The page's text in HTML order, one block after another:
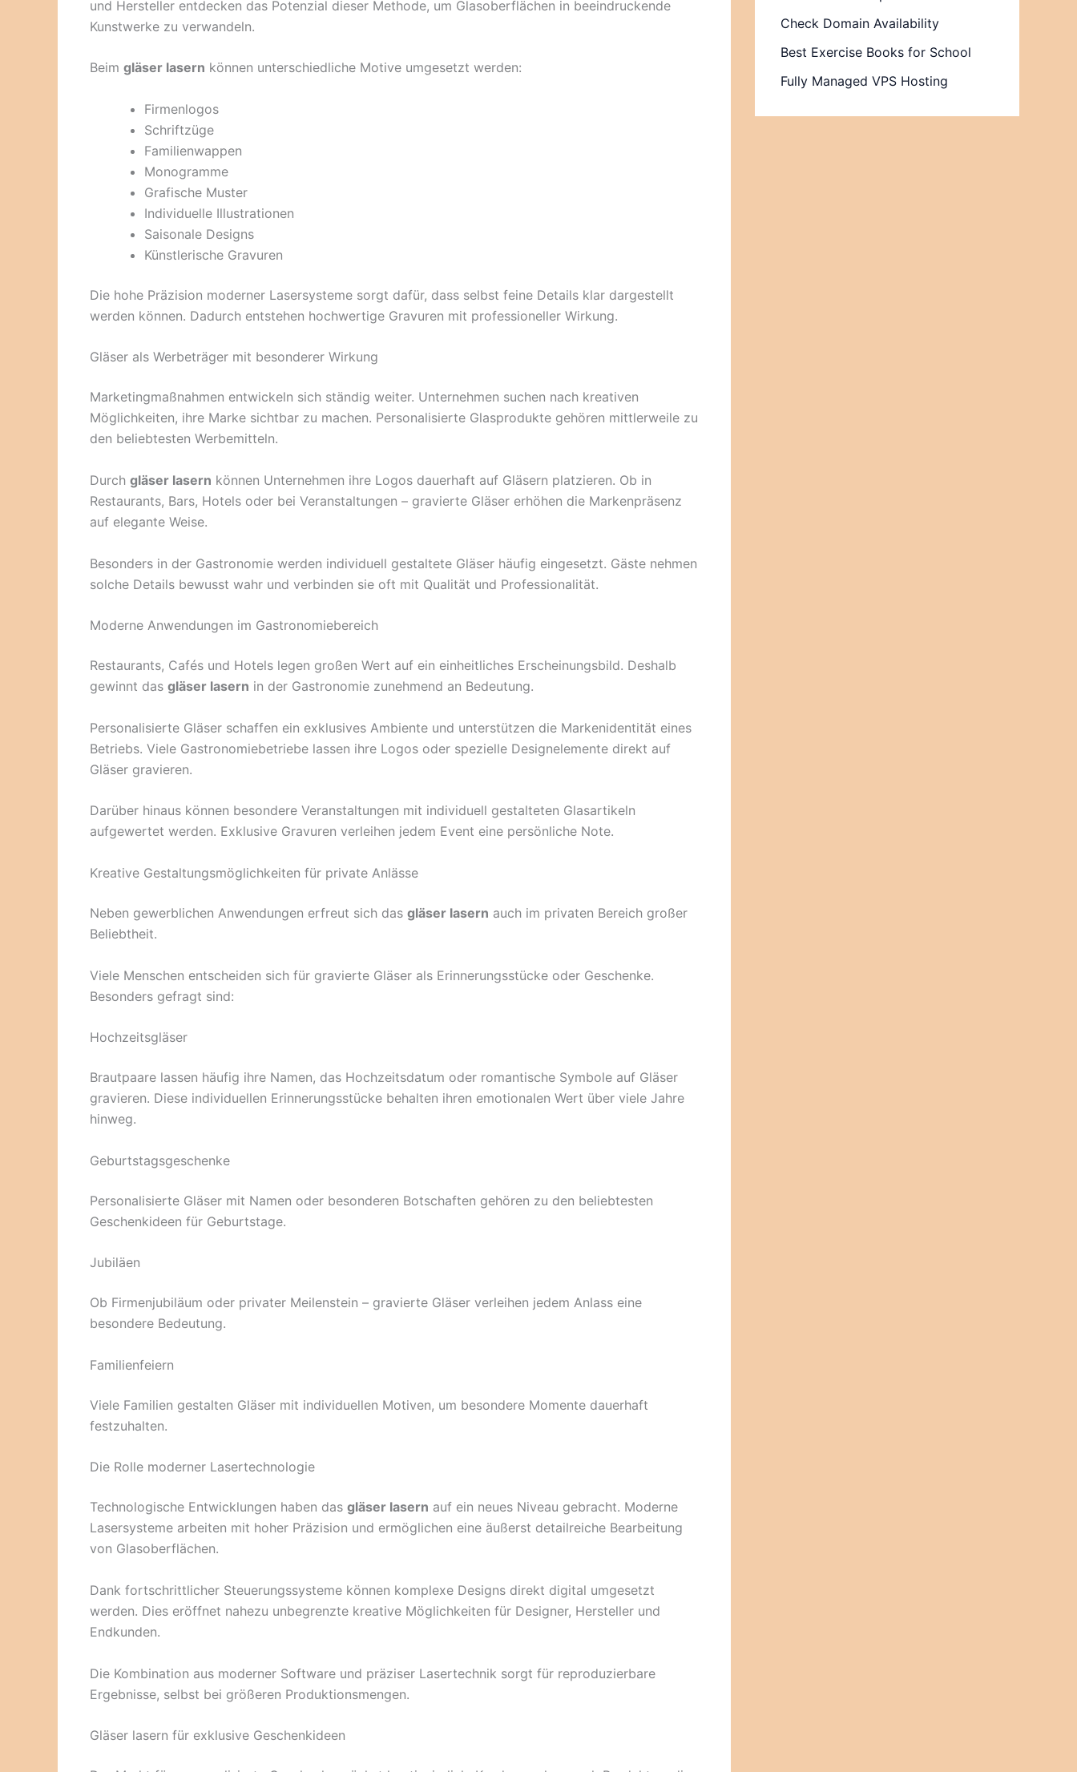
und Hersteller entdecken das Potenzial dieser Methode, um Glasoberflächen in beeindruckende
Kunstwerke zu verwandeln.
Beim gläser lasern können unterschiedliche Motive umgesetzt werden:
Firmenlogos
Schriftzüge
Familienwappen
Monogramme
Grafische Muster
Individuelle Illustrationen
Saisonale Designs
Künstlerische Gravuren
Die hohe Präzision moderner Lasersysteme sorgt dafür, dass selbst feine Details klar dargestellt
werden können. Dadurch entstehen hochwertige Gravuren mit professioneller Wirkung.
Gläser als Werbeträger mit besonderer Wirkung
Marketingmaßnahmen entwickeln sich ständig weiter. Unternehmen suchen nach kreativen
Möglichkeiten, ihre Marke sichtbar zu machen. Personalisierte Glasprodukte gehören mittlerweile zu
den beliebtesten Werbemitteln.
Durch gläser lasern können Unternehmen ihre Logos dauerhaft auf Gläsern platzieren. Ob in
Restaurants, Bars, Hotels oder bei Veranstaltungen – gravierte Gläser erhöhen die Markenpräsenz
auf elegante Weise.
Besonders in der Gastronomie werden individuell gestaltete Gläser häufig eingesetzt. Gäste nehmen
solche Details bewusst wahr und verbinden sie oft mit Qualität und Professionalität.
Moderne Anwendungen im Gastronomiebereich
Restaurants, Cafés und Hotels legen großen Wert auf ein einheitliches Erscheinungsbild. Deshalb
gewinnt das gläser lasern in der Gastronomie zunehmend an Bedeutung.
Personalisierte Gläser schaffen ein exklusives Ambiente und unterstützen die Markenidentität eines
Betriebs. Viele Gastronomiebetriebe lassen ihre Logos oder spezielle Designelemente direkt auf
Gläser gravieren.
Darüber hinaus können besondere Veranstaltungen mit individuell gestalteten Glasartikeln
aufgewertet werden. Exklusive Gravuren verleihen jedem Event eine persönliche Note.
Kreative Gestaltungsmöglichkeiten für private Anlässe
Neben gewerblichen Anwendungen erfreut sich das gläser lasern auch im privaten Bereich großer
Beliebtheit.
Viele Menschen entscheiden sich für gravierte Gläser als Erinnerungsstücke oder Geschenke.
Besonders gefragt sind:
Hochzeitsgläser
Brautpaare lassen häufig ihre Namen, das Hochzeitsdatum oder romantische Symbole auf Gläser
gravieren. Diese individuellen Erinnerungsstücke behalten ihren emotionalen Wert über viele Jahre
hinweg.
Geburtstagsgeschenke
Personalisierte Gläser mit Namen oder besonderen Botschaften gehören zu den beliebtesten
Geschenkideen für Geburtstage.
Jubiläen
Ob Firmenjubiläum oder privater Meilenstein – gravierte Gläser verleihen jedem Anlass eine
besondere Bedeutung.
Familienfeiern
Viele Familien gestalten Gläser mit individuellen Motiven, um besondere Momente dauerhaft
festzuhalten.
Die Rolle moderner Lasertechnologie
Technologische Entwicklungen haben das gläser lasern auf ein neues Niveau gebracht. Moderne
Lasersysteme arbeiten mit hoher Präzision und ermöglichen eine äußerst detailreiche Bearbeitung
von Glasoberflächen.
Dank fortschrittlicher Steuerungssysteme können komplexe Designs direkt digital umgesetzt
werden. Dies eröffnet nahezu unbegrenzte kreative Möglichkeiten für Designer, Hersteller und
Endkunden.
Die Kombination aus moderner Software und präziser Lasertechnik sorgt für reproduzierbare
Ergebnisse, selbst bei größeren Produktionsmengen.
Gläser lasern für exklusive Geschenkideen
Check Domain Availability
Best Exercise Books for School
Fully Managed VPS Hosting